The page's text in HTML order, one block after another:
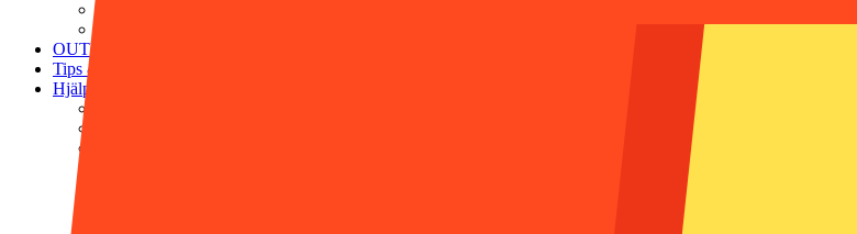
OUTLET
Tips & råd
Hjälp